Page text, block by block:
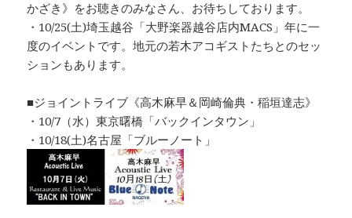
かざき》をお聴きのみなさん、お待ちしております。
・10/25(土)埼玉越谷「大野楽器越谷店内MACS」年に一
度のイベントです。地元の若木アコギストたちとのセッ
ションもあります。
■ジョイントライブ《高木麻早＆岡崎倫典・稲垣達志》
・10/7（水）東京曙橋「バックインタウン」
・10/18(土)名古屋「ブルーノート」